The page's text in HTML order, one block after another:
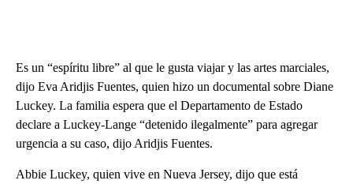
Es un “espíritu libre” al que le gusta viajar y las artes marciales,
dijo Eva Aridjis Fuentes, quien hizo un documental sobre Diane
Luckey. La familia espera que el Departamento de Estado
declare a Luckey-Lange “detenido ilegalmente” para agregar
urgencia a su caso, dijo Aridjis Fuentes.
Abbie Luckey, quien vive en Nueva Jersey, dijo que está